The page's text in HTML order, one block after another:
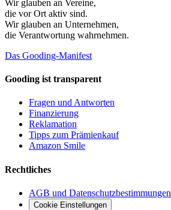
Wir glauben an Vereine,
die vor Ort aktiv sind.
Wir glauben an Unternehmen,
die Verantwortung wahrnehmen.
Das Gooding-Manifest
Gooding ist transparent
Fragen und Antworten
Finanzierung
Reklamation
Tipps zum Prämienkauf
Amazon Smile
Rechtliches
AGB und Datenschutzbestimmungen
Cookie Einstellungen